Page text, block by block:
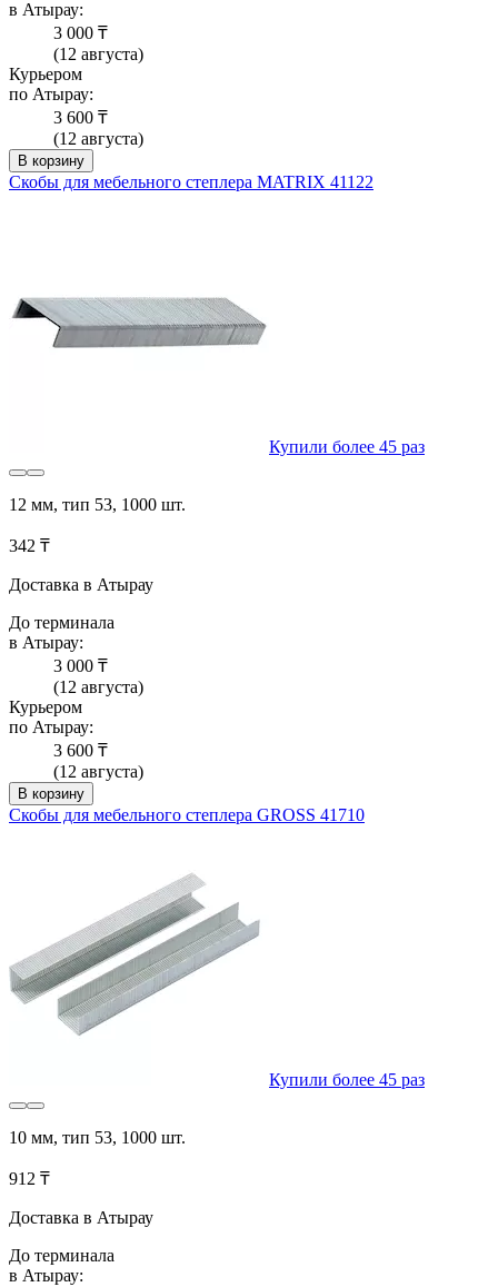
в Атырау:
3 000 ₸
(12 августа)
Курьером
по Атырау:
3 600 ₸
(12 августа)
В корзину
Скобы для мебельного степлера MATRIX 41122
Купили более 45 раз
12 мм, тип 53, 1000 шт.
342 ₸
Доставка в Атырау
До терминала
в Атырау:
3 000 ₸
(12 августа)
Курьером
по Атырау:
3 600 ₸
(12 августа)
В корзину
Скобы для мебельного степлера GROSS 41710
Купили более 45 раз
10 мм, тип 53, 1000 шт.
912 ₸
Доставка в Атырау
До терминала
в Атырау: